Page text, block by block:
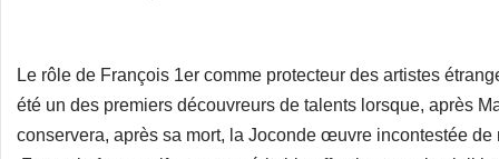
Le rôle de François 1er comme protecteur des artistes
été un des premiers découvreurs de talents lorsque, après
conservera, après sa mort, la Joconde œuvre incontestée